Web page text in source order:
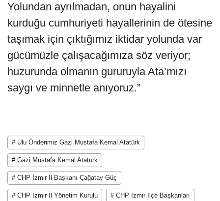
Yolundan ayrılmadan, onun hayalini
kurduğu cumhuriyeti hayallerinin de ötesine
taşımak için çıktığımız iktidar yolunda var
gücümüzle çalışacağımıza söz veriyor;
huzurunda olmanın gururuyla Ata’mızı
saygı ve minnetle anıyoruz.”
# Ulu Önderimiz Gazi Mustafa Kemal Atatürk
# Gazi Mustafa Kemal Atatürk
# CHP İzmir İl Başkanı Çağatay Güç
# CHP İzmir İl Yönetim Kurulu # CHP İzmir İlçe Başkanları